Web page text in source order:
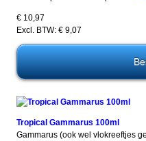
€ 10,97
Excl. BTW: € 9,07
Tropical Gammarus 100ml
Gammarus (ook wel vlokreeftjes